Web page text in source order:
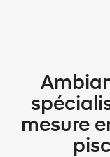
mesure